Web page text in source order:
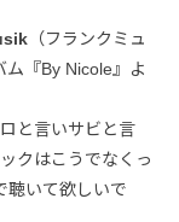
（フランクミュ
ム『By Nicole』よ
と言いサビと言
クはこうでなくっ
聴いて欲しいで